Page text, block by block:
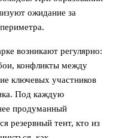
ожидание за
возникают регулярно:
конфликты между
ключевых участников
Под каждую
продуманный
резервный тент, кто из